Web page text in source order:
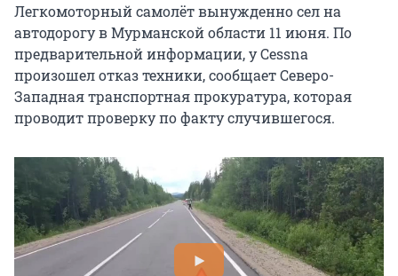
Легкомоторный самолёт вынужденно сел на
автодорогу в Мурманской области 11 июня. По
предварительной информации, у Cessna
произошел отказ техники, сообщает Северо-
Западная транспортная прокуратура, которая
проводит проверку по факту случившегося.